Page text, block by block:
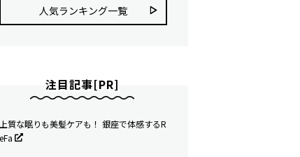
人気ランキング⼀覧
注目記事[PR]
上質な眠りも美髪ケアも！ 銀座で体感するR
eFa